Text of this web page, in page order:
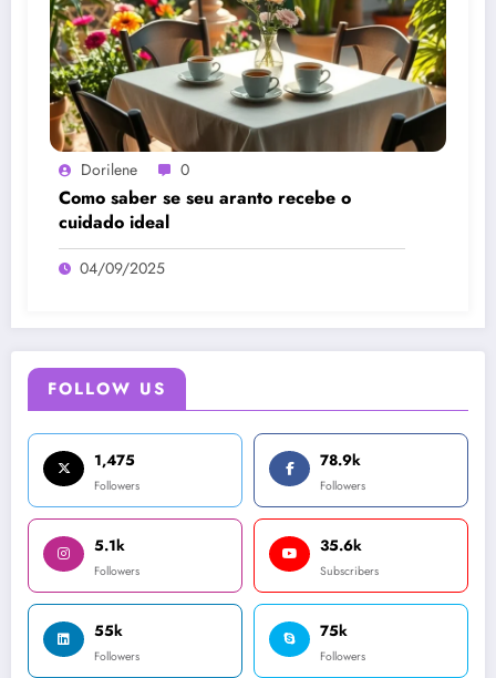
FOLLOW US
1,475
Followers
78.9k
Followers
5.1k
Followers
35.6k
Subscribers
55k
Followers
75k
Followers
Dorilene 0
Como saber se seu aranto recebe o
cuidado ideal
04/09/2025